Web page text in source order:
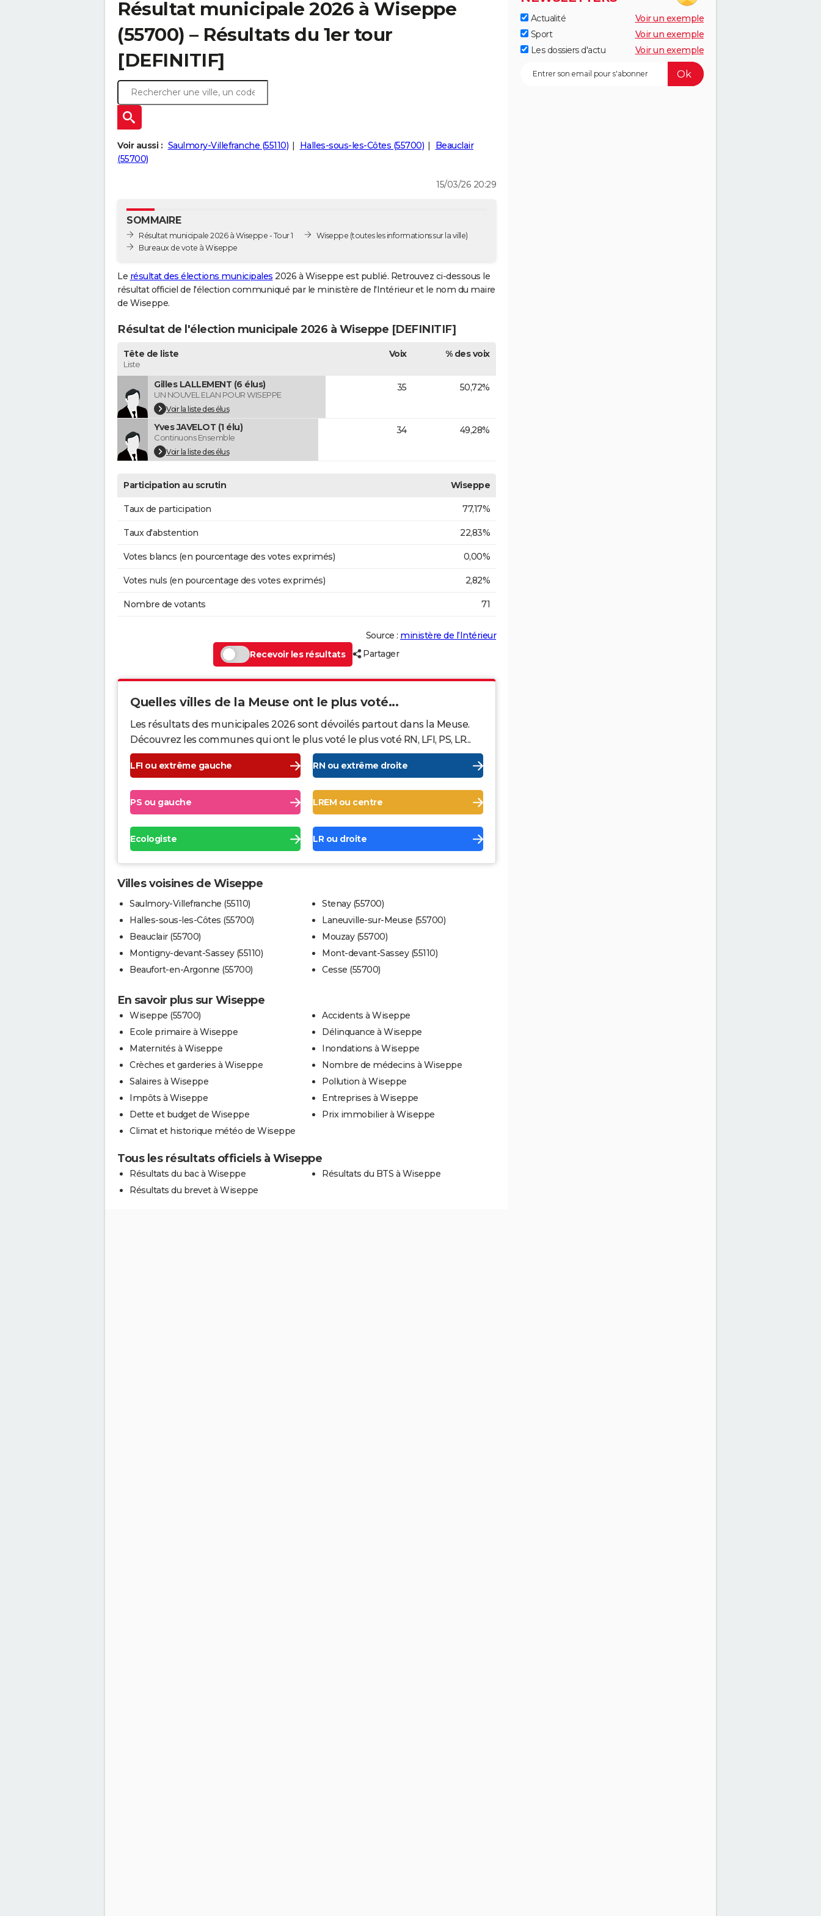
Résultat municipale 2026 à Wiseppe
(55700) – Résultats du 1er tour
[DEFINITIF]
Voir aussi : Saulmory-Villefranche (55110) Halles-sous-les-Côtes (55700)
Beauclair
(55700)
15/03/26 20:29
SOMMAIRE
Résultat municipale 2026 à Wiseppe - Tour 1
Bureaux de vote à Wiseppe
Wiseppe (toutes les informations sur la ville)
Le résultat des élections municipales 2026 à Wiseppe est publié. Retrouvez ci-dessous le
résultat officiel de l'élection communiqué par le ministère de l'Intérieur et le nom du maire
de Wiseppe.
Résultat de l'élection municipale 2026 à Wiseppe [DEFINITIF]
Tête de liste
Liste
Voix % des voix
Gilles LALLEMENT (6 élus)
UN NOUVEL ELAN POUR WISEPPE
Voir la liste des élus
35 50,72%
Yves JAVELOT (1 élu)
Continuons Ensemble
Voir la liste des élus
34 49,28%
Participation au scrutin Wiseppe
Taux de participation 77,17%
Taux d'abstention 22,83%
Votes blancs (en pourcentage des votes exprimés) 0,00%
Votes nuls (en pourcentage des votes exprimés) 2,82%
Nombre de votants 71
Source : ministère de l’Intérieur
Recevoir les résultats
Partager
Quelles villes de la Meuse ont le plus voté...
Les résultats des municipales 2026 sont dévoilés partout dans la Meuse.
Découvrez les communes qui ont le plus voté le plus voté RN, LFI, PS, LR...
LFI ou extrême gauche RN ou extrême droite
PS ou gauche LREM ou centre
Ecologiste LR ou droite
Villes voisines de Wiseppe
Saulmory-Villefranche (55110)
Halles-sous-les-Côtes (55700)
Beauclair (55700)
Montigny-devant-Sassey (55110)
Beaufort-en-Argonne (55700)
Stenay (55700)
Laneuville-sur-Meuse (55700)
Mouzay (55700)
Mont-devant-Sassey (55110)
Cesse (55700)
En savoir plus sur Wiseppe
Wiseppe (55700)
Ecole primaire à Wiseppe
Maternités à Wiseppe
Crèches et garderies à Wiseppe
Salaires à Wiseppe
Impôts à Wiseppe
Dette et budget de Wiseppe
Climat et historique météo de Wiseppe
Accidents à Wiseppe
Délinquance à Wiseppe
Inondations à Wiseppe
Nombre de médecins à Wiseppe
Pollution à Wiseppe
Entreprises à Wiseppe
Prix immobilier à Wiseppe
Tous les résultats officiels à Wiseppe
Résultats du bac à Wiseppe
Résultats du brevet à Wiseppe
Résultats du BTS à Wiseppe
Actualité
Voir un exemple
Sport
Voir un exemple
Les dossiers d'actu
Voir un exemple